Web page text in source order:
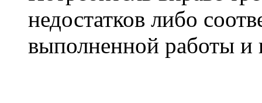
недостатков либо
выполненной работы и